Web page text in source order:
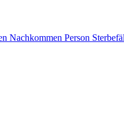
Nachkommen Person